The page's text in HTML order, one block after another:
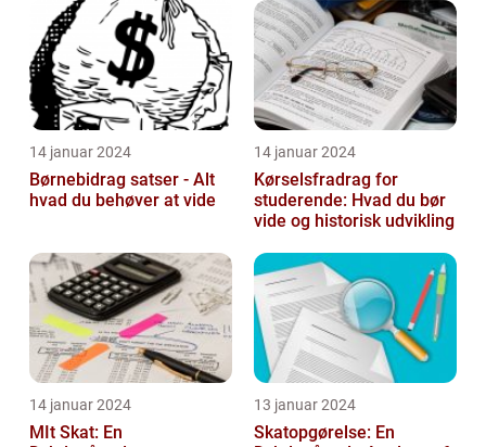
kan man nemt og ...
14 januar 2024
Børnebidrag satser - Alt
hvad du behøver at vide
14 januar 2024
Kørselsfradrag for
studerende: Hvad du bør
vide og historisk udvikling
14 januar 2024
MIt Skat: En
13 januar 2024
Skatopgørelse: En